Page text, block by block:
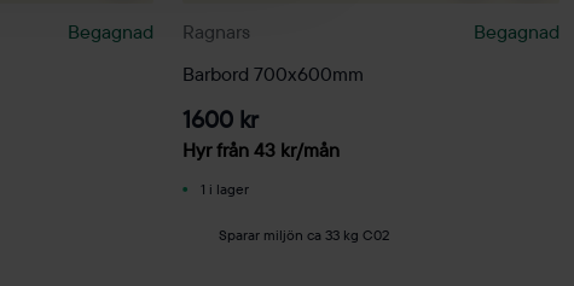
Begagnad
Ragnars
Begagnad
Barbord 700x600mm
1600 kr
Hyr från 43 kr/mån
1 i lager
Sparar miljön ca 33 kg C02